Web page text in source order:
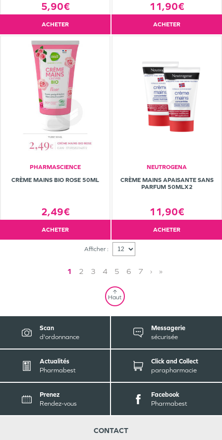
5,90€
ACHETER
11,90€
ACHETER
PHARMASCIENCE
CRÈME MAINS BIO ROSE 50ML
2,49€
ACHETER
NEUTROGENA
CRÈME MAINS APAISANTE SANS
PARFUM 50MLX2
11,90€
ACHETER
Afficher :
1 2 3 4 5 6 7 › »
Haut
Scan
d'ordonnance
Messagerie
sécurisée
Actualités
Pharmabest
Click and Collect
parapharmacie
Prenez
Rendez-vous
Facebook
Pharmabest
CONTACT